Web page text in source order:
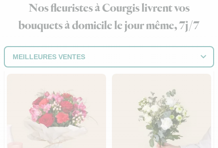
Nos fleuristes à Courgis livrent vos
bouquets à domicile le jour même, 7j/7